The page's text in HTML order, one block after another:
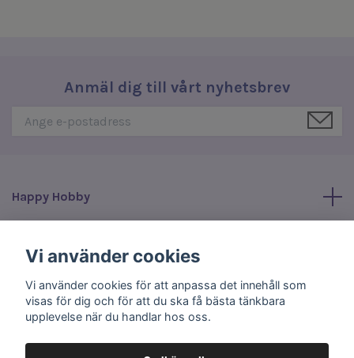
Anmäl dig till vårt nyhetsbrev
Happy Hobby
Sociala medier
Vi använder cookies
Vi använder cookies för att anpassa det innehåll som
visas för dig och för att du ska få bästa tänkbara
upplevelse när du handlar hos oss.